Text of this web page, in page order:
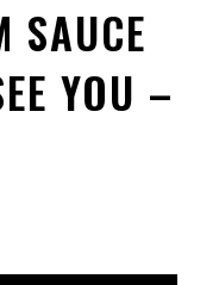
SAUCE
YOU –